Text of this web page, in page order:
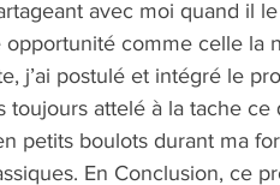
avec moi quand il
opportunité comme celle la
j’ai postulé et intégré le
toujours attelé à la tache
petits boulots durant ma
En Conclusion, ce